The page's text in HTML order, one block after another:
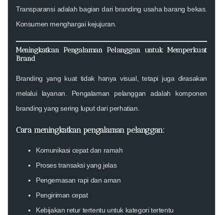
Transparansi adalah bagian dari branding usaha barang bekas.
Konsumen menghargai kejujuran.
Meningkatkan Pengalaman Pelanggan untuk Memperkuat
Brand
Branding yang kuat tidak hanya visual, tetapi juga dirasakan
melalui layanan. Pengalaman pelanggan adalah komponen
branding yang sering luput dari perhatian.
Cara meningkatkan pengalaman pelanggan:
Komunikasi cepat dan ramah
Proses transaksi yang jelas
Pengemasan rapi dan aman
Pengiriman cepat
Kebijakan retur tertentu untuk kategori tertentu